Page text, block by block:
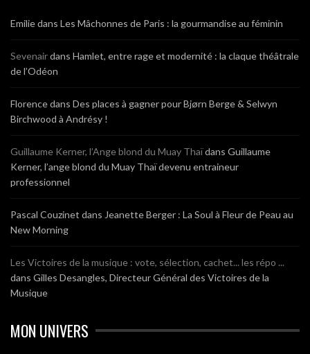
Emiliedans Les Mâchonnes de Paris : la gourmandise au féminin
Sevenairdans Hamlet, entre rage et modernité : la claque théâtrale
de l’Odéon
Florencedans Des places à gagner pour Bjørn Berge & Selwyn
Birchwood à Andrésy !
Guillaume Kerner, l’Ange blond du Muay Thaïdans Guillaume
Kerner, l’ange blond du Muay Thaï devenu entraineur
professionnel
Pascal Couzinet dans Jeanette Berger : La Soul à Fleur de Peau au
New Morning
Les Victoires de la musique : vote, sélection, cachet... les répo ...
dans Gilles Desangles, Directeur Général des Victoires de la
Musique
MON UNIVERS